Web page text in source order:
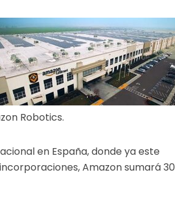
Robotics.
en España, donde ya este
Amazon sumará 30